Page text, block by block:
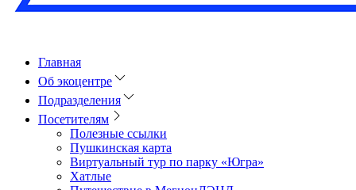
Главная
Об экоцентре
Подразделения
Посетителям
Полезные ссылки
Пушкинская карта
Виртуальный тур по парку «Югра»
Хатлые